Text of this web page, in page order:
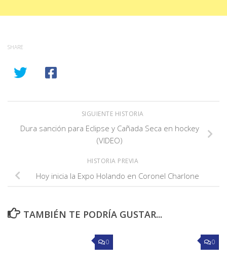
SHARE
SIGUIENTE HISTORIA
Dura sanción para Eclipse y Cañada Seca en hockey
(VIDEO)
HISTORIA PREVIA
Hoy inicia la Expo Holando en Coronel Charlone
TAMBIÉN TE PODRÍA GUSTAR...
0 0